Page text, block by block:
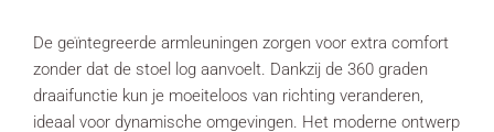
De geïntegreerde armleuningen zorgen voor extra comfort
zonder dat de stoel log aanvoelt. Dankzij de 360 graden
draaifunctie kun je moeiteloos van richting veranderen,
ideaal voor dynamische omgevingen. Het moderne ontwerp